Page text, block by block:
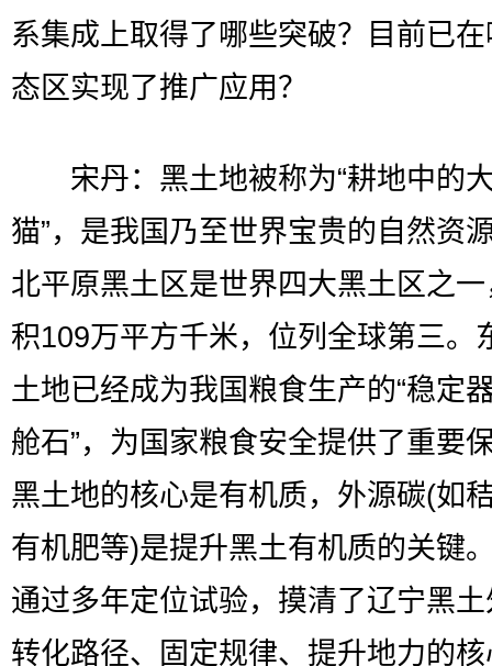
系集成上取得了哪些突破？目前已
态区实现了推广应用？
宋丹：黑土地被称为“耕地中的
猫”，是我国乃至世界宝贵的自然资
北平原黑土区是世界四大黑土区之
积109万平方千米，位列全球第三。
土地已经成为我国粮食生产的“稳定
舱石”，为国家粮食安全提供了重要
黑土地的核心是有机质，外源碳(如
有机肥等)是提升黑土有机质的关键
通过多年定位试验，摸清了辽宁黑
转化路径、固定规律、提升地力的